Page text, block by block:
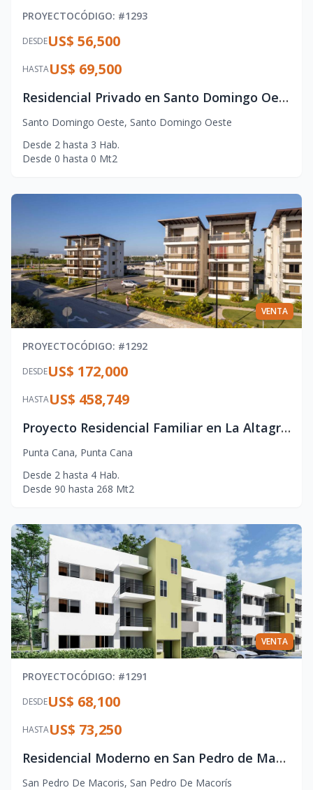
PROYECTOCÓDIGO: #1293
DESDEUS$ 56,500
HASTAUS$ 69,500
Residencial Privado en Santo Domingo Oeste – Confort y Vida Familiar
Santo Domingo Oeste, Santo Domingo Oeste
Desde 2 hasta 3 Hab.
Desde 0 hasta 0 Mt2
VENTA
PROYECTOCÓDIGO: #1292
DESDEUS$ 172,000
HASTAUS$ 458,749
Proyecto Residencial Familiar en La Altagracia – Estilo de Vida Caribeño
Punta Cana, Punta Cana
Desde 2 hasta 4 Hab.
Desde 90 hasta 268 Mt2
VENTA
PROYECTOCÓDIGO: #1291
DESDEUS$ 68,100
HASTAUS$ 73,250
Residencial Moderno en San Pedro de Macorís – Confort y Accesibilidad
San Pedro De Macoris, San Pedro De Macorís